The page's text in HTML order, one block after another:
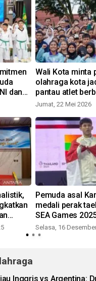
dan
Wali Kota minta
olahraga kota
pantau atlet
Jumat, 22 Mei 2026
Pemuda asal
medali perak
SEA Games
Selasa, 16
Inggris vs Argentina: